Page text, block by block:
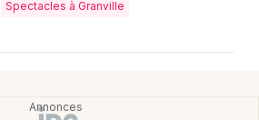
Spectacles à Granville